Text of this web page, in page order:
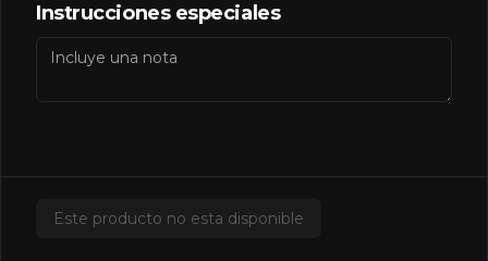
Salsas Extras
$600
Instrucciones especiales
Este producto no esta disponible